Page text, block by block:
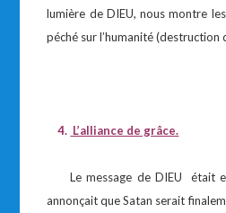
lumière de DIEU, nous montre
péché sur l’humanité (destruction
4. L’alliance de grâce.
Le message de DIEU était
annonçait que Satan serait